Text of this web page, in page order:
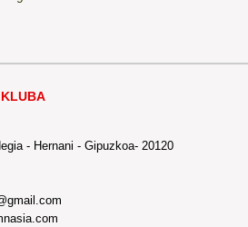
- Hernani - Gipuzkoa- 20120